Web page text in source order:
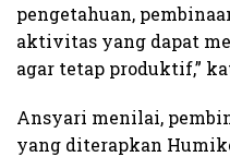
pengetahuan,
aktivitas yang dapat
agar tetap produktif,”
Ansyari menilai,
yang diterapkan